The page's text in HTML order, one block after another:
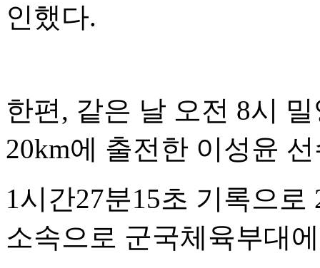
인했다.
한편, 같은 날 오전 8시
20km에 출전한 이성윤
1시간27분15초 기록으로
소속으로 군국체육부대